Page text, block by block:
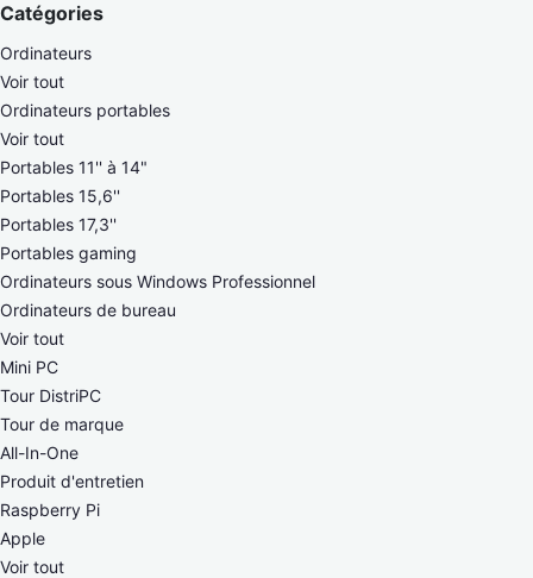
Catégories
Ordinateurs
Voir tout
Ordinateurs portables
Voir tout
Portables 11'' à 14"
Portables 15,6''
Portables 17,3''
Portables gaming
Ordinateurs sous Windows Professionnel
Ordinateurs de bureau
Voir tout
Mini PC
Tour DistriPC
Tour de marque
All-In-One
Produit d'entretien
Raspberry Pi
Apple
Voir tout